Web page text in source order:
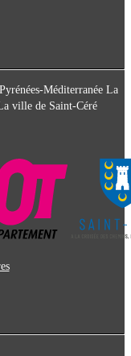
Méditerranée La
ville de Saint-Céré